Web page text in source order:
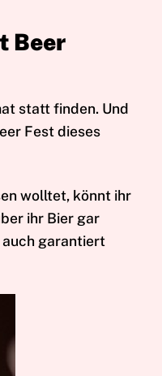
Beer
statt finden. Und
Fest dieses
wolltet, könnt ihr
ihr Bier gar
auch garantiert